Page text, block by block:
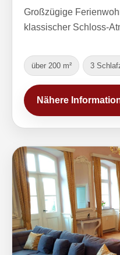
Großzügige
klassischer Schloss-
über 200 m² 3
Nähere